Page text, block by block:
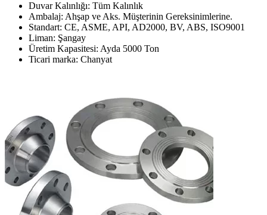
Duvar Kalınlığı: Tüm Kalınlık
Ambalaj: Ahşap ve Aks. Müşterinin Gereksinimlerine.
Standart: CE, ASME, API, AD2000, BV, ABS, ISO9001
Liman: Şangay
Üretim Kapasitesi: Ayda 5000 Ton
Ticari marka: Chanyat